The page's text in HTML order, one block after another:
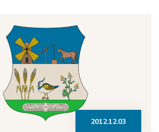
2012.12.03